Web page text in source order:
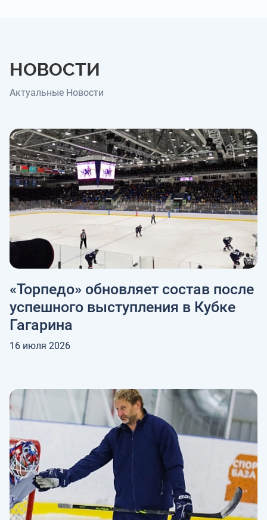
НОВОСТИ
Актуальные Новости
«Торпедо» обновляет состав после
успешного выступления в Кубке
Гагарина
16 июля 2026